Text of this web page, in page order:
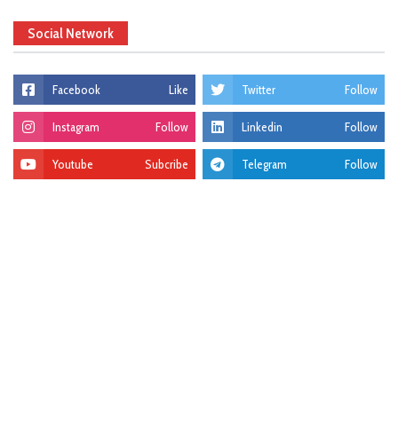
Social Network
Facebook Like Twitter Follow
Instagram Follow Linkedin Follow
Youtube Subcribe Telegram Follow